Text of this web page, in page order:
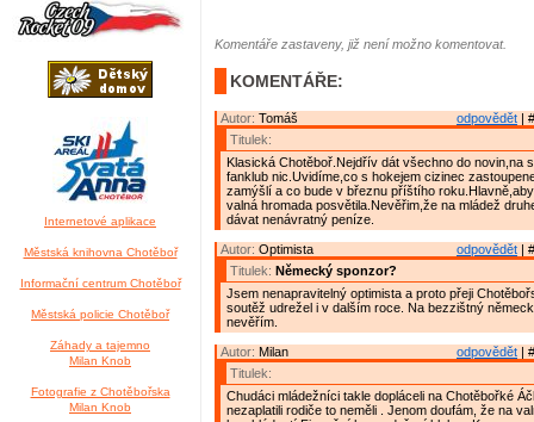
Internetové aplikace
Městská knihovna Chotěboř
Informační centrum Chotěboř
Městská policie Chotěboř
Záhady a tajemno
Milan Knob
Fotografie z Chotěbořska
Milan Knob
Komentáře zastaveny, již není možno komentovat.
KOMENTÁŘE:
odpovědět |
Autor: Tomáš
Titulek:
Klasická Chotěboř.Nejdřív dát všechno do novin,na
fanklub nic.Uvidíme,co s hokejem cizinec
zamýšlí a co bude v březnu příštího
valná hromada posvětila.Nevěřim,že na mládež
dávat nenávratný peníze.
odpovědět |
Autor: Optimista
Titulek: Německý sponzor?
Jsem nenapravitelný optimista a proto přeji
soutěž udrežel i v dalším roce. Na bezzištný
nevěřím.
odpovědět |
Autor: Milan
Titulek:
Chudáci mládežníci takle dopláceli na Chotěbořké
nezaplatili rodiče to neměli . Jenom doufám, že na